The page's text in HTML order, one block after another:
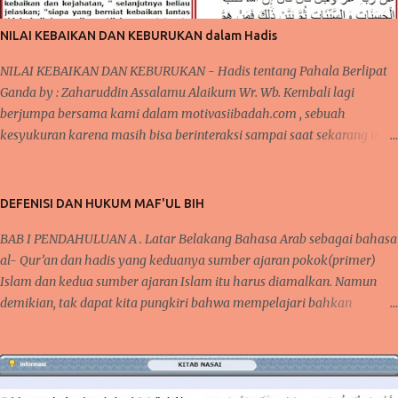
pada akhirnya di beritakan bahwa orang yang memakannya menjadi
jatuh sakit sehingga dikatakan keracunan makanan dari makanan
NILAI KEBAIKAN DAN KEBURUKAN dalam Hadis
NILAI KEBAIKAN DAN KEBURUKAN - Hadis tentang Pahala Berlipat
Ganda by : Zaharuddin Assalamu Alaikum Wr. Wb. Kembali lagi
berjumpa bersama kami dalam motivasiibadah.com , sebuah
kesyukuran karena masih bisa berinteraksi sampai saat sekarang ini,
kita dari jalan keburukan. Pada beberapa pertemuan sebelumnya,
mengontrol mindset dan niat dalam beribadah, begitupula karena
faktor kebiasaan yang bisa membantu seseorang agar tetap semangat
dalam melaksanakan kebaikan dan bernilai ibadah kepada Allah Swt .
ARTIKEL TERKAIT : Cara Semangat ibadah- Mengontrol Mindset dan
dalam melak...
DEFENISI DAN HUKUM MAF'UL BIH
BAB I PENDAHULUAN A . Latar Belakang Bahasa Arab sebagai bahasa
al- Qur’an dan hadis yang keduanya sumber ajaran pokok(primer)
Islam dan kedua sumber ajaran Islam itu harus diamalkan. Namun
demikian, tak dapat kita pungkiri bahwa mempelajari bahkan
Arab mempunyai karakter dan keistimewaan tersendiri yang berbeda,
bahkan mungkin tidak dimiliki oleh bahasa-bahasa yang lain. Al-